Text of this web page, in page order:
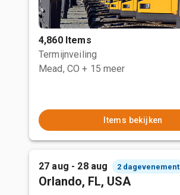
4,860 Items
Termijnveiling
Mead, CO + 15 meer
Items bekijken
27 aug - 28 aug 2 dagevenement
Orlando, FL, USA